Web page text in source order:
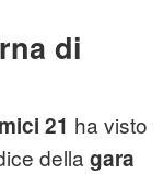
di
21 ha visto
della gara